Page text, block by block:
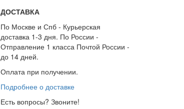
ДОСТАВКА
По Москве и Спб - Курьерская
доставка 1-3 дня. По России -
Отправление 1 класса Почтой России -
до 14 дней.
Оплата при получении.
Подробнее о доставке
Есть вопросы? Звоните!